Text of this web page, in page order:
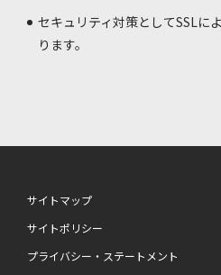
セキュリティ対策としてSSLに
ります。
サイトマップ
サイトポリシー
プライバシー・ステートメント